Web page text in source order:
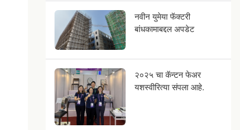
नवीन युमेया फॅक्टरी
बांधकामाबद्दल अपडेट
२०२५ चा कॅन्टन फेअर
यशस्वीरित्या संपला आहे.